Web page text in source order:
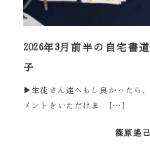
2026年3月前半の自宅書
子
▶生徒さん達へもし良かったら
メントをいただけま […]
篠原遙己